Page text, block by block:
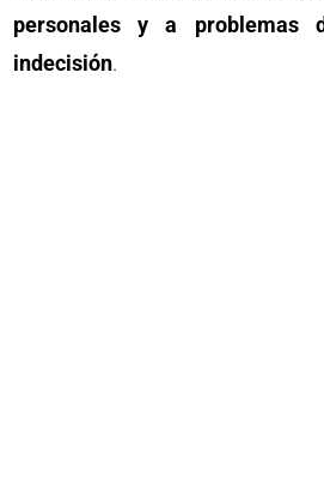
personales y a problemas
indecisión.